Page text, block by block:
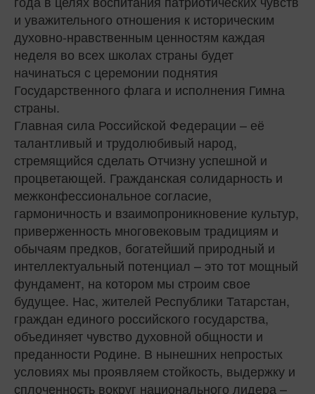
и уважительного отношения к историческим
духовно-нравственным ценностям каждая
неделя во всех школах страны будет
начинаться с церемонии поднятия
Государственного флага и исполнения Гимна
страны.
Главная сила Российской Федерации – её
талантливый и трудолюбивый народ,
стремящийся сделать Отчизну успешной и
процветающей. Гражданская солидарность и
межконфессиональное согласие,
гармоничность и взаимопроникновение культур,
приверженность многовековым традициям и
обычаям предков, богатейший природный и
интеллектуальный потенциал – это тот мощный
фундамент, на котором мы строим свое
будущее. Нас, жителей Республики Татарстан,
граждан единого российского государства,
объединяет чувство духовной общности и
преданности Родине. В нынешних непростых
условиях мы проявляем стойкость, выдержку и
сплоченность вокруг национального лидера –